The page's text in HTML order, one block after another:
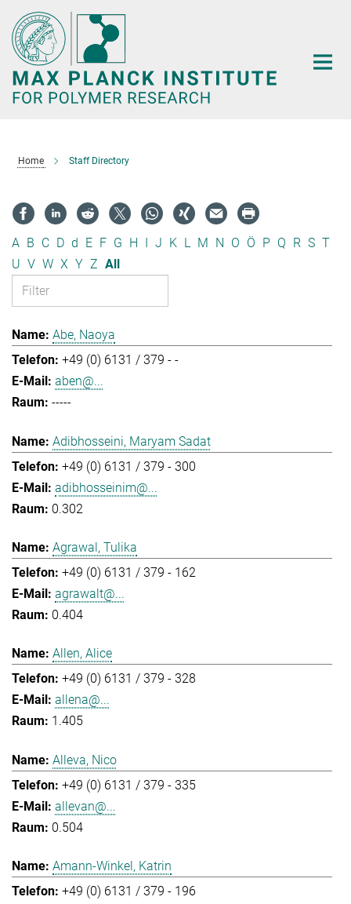
Main-
Content
Home Staff Directory
A B C D d E F G H I J K L M N O Ö P Q R S T
U V W X Y Z All
Abe, Naoya
+49 (0) 6131 / 379 - -
aben@...
-----
Adibhosseini, Maryam Sadat
+49 (0) 6131 / 379 - 300
adibhosseinim@...
0.302
Agrawal, Tulika
+49 (0) 6131 / 379 - 162
agrawalt@...
0.404
Allen, Alice
+49 (0) 6131 / 379 - 328
allena@...
1.405
Alleva, Nico
+49 (0) 6131 / 379 - 335
allevan@...
0.504
Amann-Winkel, Katrin
+49 (0) 6131 / 379 - 196